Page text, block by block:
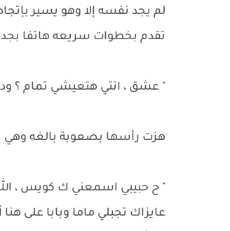
لم يجد نفسه إلا وهو يسير
تقدم بخطوات سريعه هاتفا
" عشق ، انتي هتعيشي تمام ؟
هزت رأسها بصعوبة بالغه
" ح حبيبي اسمعني ك كويس ، الله
عايزاك تجبلي ماما وبابا على